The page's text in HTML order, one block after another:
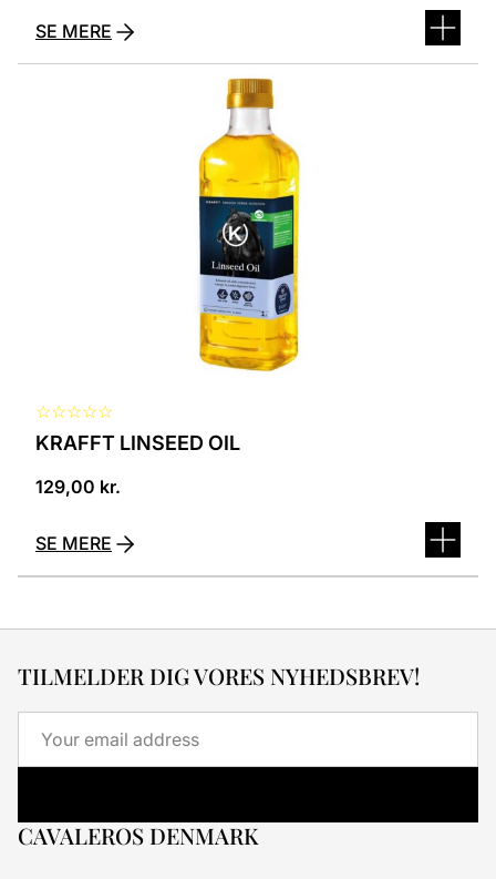
SE MERE
☆☆☆☆☆
KRAFFT LINSEED OIL
129,00 kr.
SE MERE
TILMELDER DIG VORES NYHEDSBREV!
Email
CAVALEROS DENMARK